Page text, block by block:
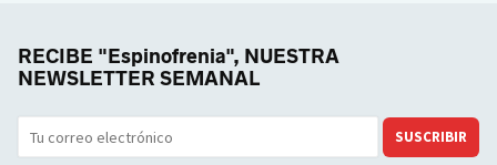
RECIBE "Espinofrenia", NUESTRA
NEWSLETTER SEMANAL
SUSCRIBIR